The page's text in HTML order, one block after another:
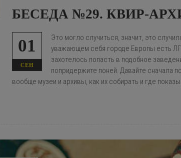
БЕСЕДА №29. КВИР-
01
СЕН
Это могло случиться, значит, это
уважающем себя городе Европы есть
захотелось попасть в подобное
попридержите поней. Давайте сначала
вообще музеи и архивы, как их собирать и где